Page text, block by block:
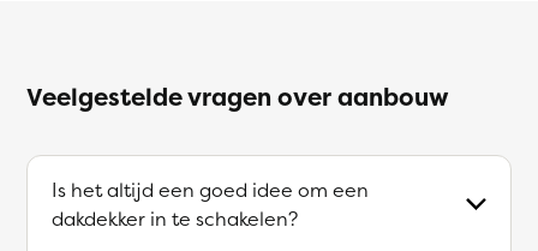
Veelgestelde vragen over aanbouw
Is het altijd een goed idee om een
dakdekker in te schakelen?